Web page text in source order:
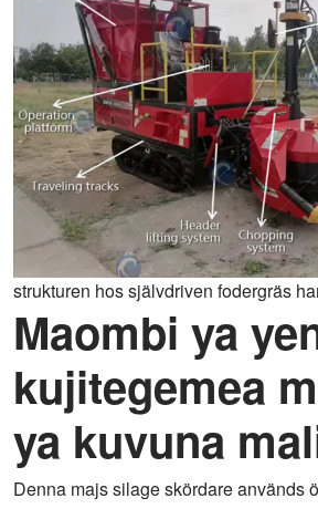
strukturen hos självdriven fodergräs
Maombi ya
kujitegemea
ya kuvuna
Denna majs silage skördare används